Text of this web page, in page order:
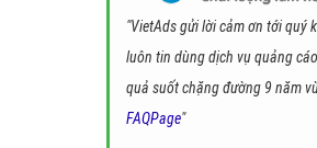
"VietAds gửi lời cảm ơn tới quý
luôn tin dùng dịch vụ quảng
quả suốt chặng đường 9 năm
FAQPage"